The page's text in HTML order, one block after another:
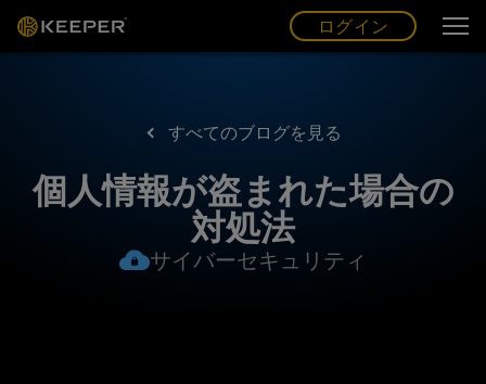
グ (JP)
ログイン
すべてのブログを見る
個人情報が盗まれた場合の
対処法
サイバーセキュリティ